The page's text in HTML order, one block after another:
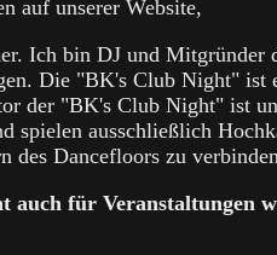
auf unserer Website,
Ich bin DJ und Mitgründer
Die "BK's Club Night" ist
der "BK's Club Night" ist
spielen ausschließlich
des Dancefloors zu
auch für Veranstaltungen